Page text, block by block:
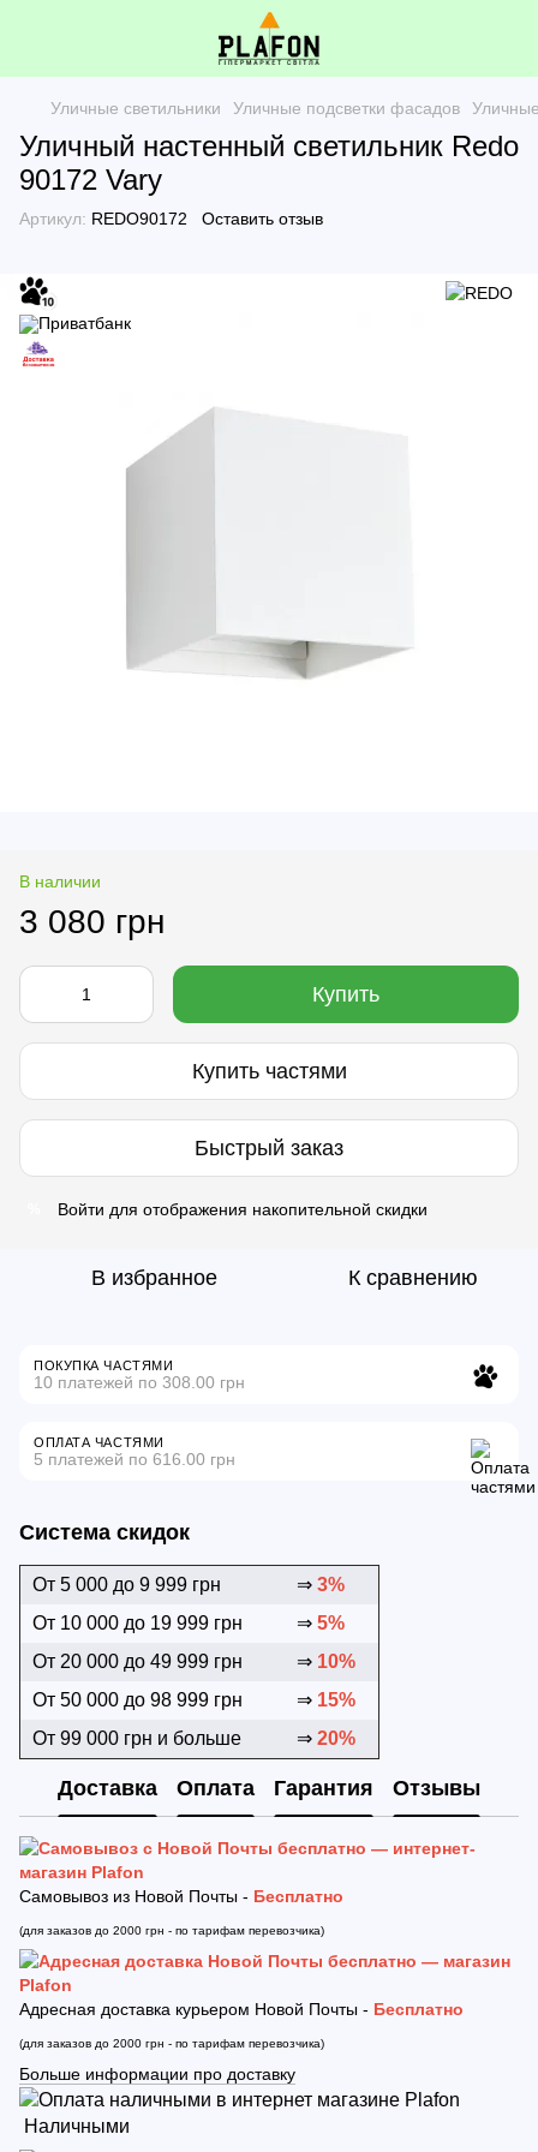
Уличные светильники Уличные подсветки фасадов
Уличный настенный светильник Redo
90172 Vary
Артикул: REDO90172 Оставить отзыв
В наличии
3 080 грн
Купить
Купить частями
Быстрый заказ
Войти для отображения накопительной скидки
В избранное К сравнению
ПОКУПКА ЧАСТЯМИ
10 платежей по 308.00 грн
ОПЛАТА ЧАСТЯМИ
5 платежей по 616.00 грн
Система скидок
От 5 000 до 9 999 грн ⇒ 3%
От 10 000 до 19 999 грн
⇒ 5%
От 20 000 до 49 999 грн
⇒ 10%
От 50 000 до 98 999 грн
⇒ 15%
От 99 000 грн и больше
⇒ 20%
Доставка Оплата Гарантия Отзывы
Самовывоз из Новой Почты - Бесплатно
(для заказов до 2000 грн - по тарифам перевозчика)
Адресная доставка курьером Новой Почты - Бесплатно
(для заказов до 2000 грн - по тарифам перевозчика)
Больше информации про доставку
Наличными